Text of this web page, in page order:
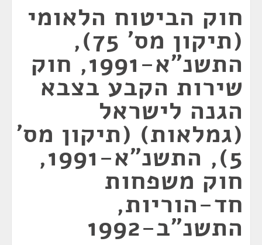
חוק הביטוח הלאומי
(תיקון מס' 75),
התשנ"א-1991, חוק
שירות הקבע בצבא
הגנה לישראל
(גמלאות) (תיקון מס'
5), התשנ"א-1991,
חוק משפחות
חד-הוריות,
התשנ"ב-1992